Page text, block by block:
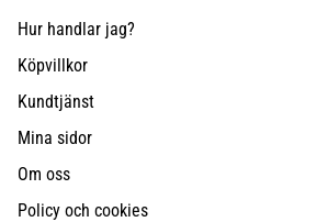
Hur handlar jag?
Köpvillkor
Kundtjänst
Mina sidor
Om oss
Policy och cookies